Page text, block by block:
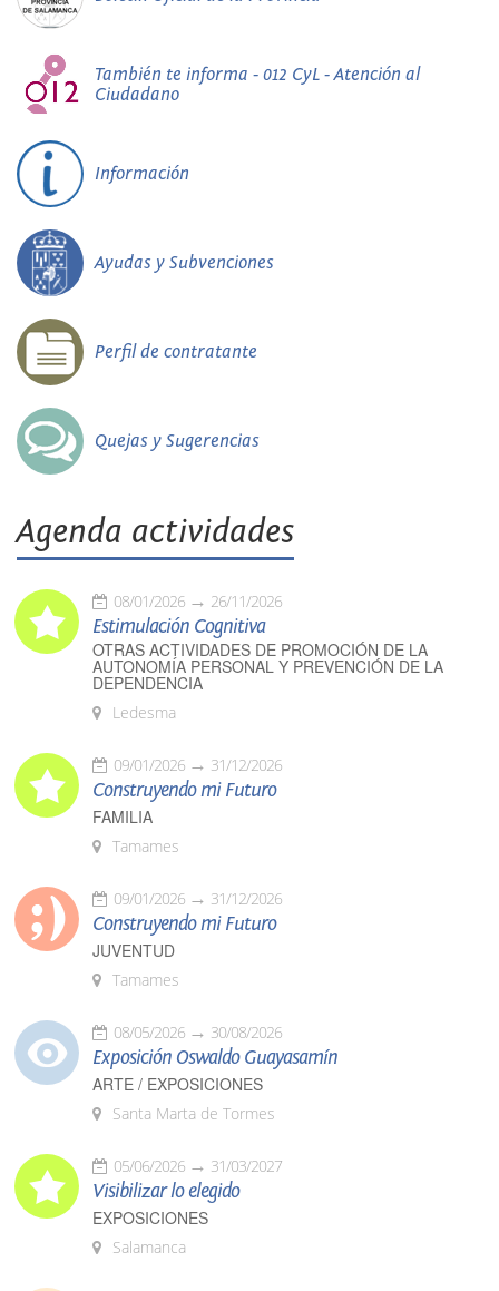
También te informa - 012 CyL - Atención al
Ciudadano
Información
Ayudas y Subvenciones
Perfil de contratante
Quejas y Sugerencias
Agenda actividades
08/01/2026 26/11/2026
Estimulación Cognitiva
OTRAS ACTIVIDADES DE PROMOCIÓN DE LA
AUTONOMÍA PERSONAL Y PREVENCIÓN DE LA
DEPENDENCIA
Ledesma
09/01/2026 31/12/2026
Construyendo mi Futuro
FAMILIA
Tamames
09/01/2026 31/12/2026
Construyendo mi Futuro
JUVENTUD
Tamames
08/05/2026 30/08/2026
Exposición Oswaldo Guayasamín
ARTE / EXPOSICIONES
Santa Marta de Tormes
05/06/2026 31/03/2027
Visibilizar lo elegido
EXPOSICIONES
Salamanca